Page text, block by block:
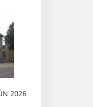
2026